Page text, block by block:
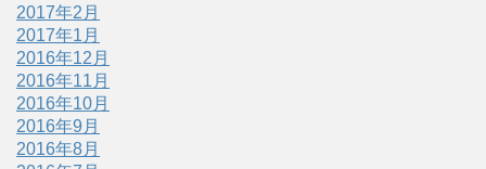
2017年2月
2017年1月
2016年12月
2016年11月
2016年10月
2016年9月
2016年8月